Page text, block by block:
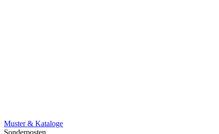
Muster & Kataloge
Sonderposten